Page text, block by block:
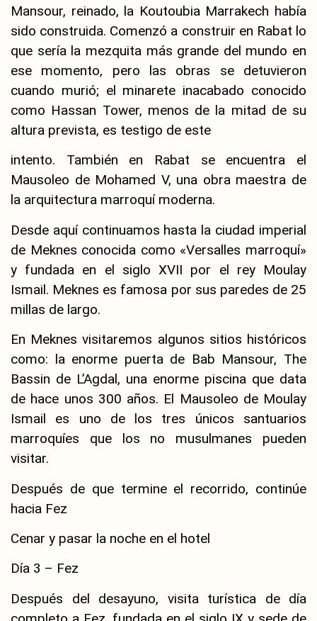
Mansour, reinado, la Koutoubia Marrakech había
sido construida. Comenzó a construir en Rabat lo
que sería la mezquita más grande del mundo en
ese momento, pero las obras se detuvieron
cuando murió; el minarete inacabado conocido
como Hassan Tower, menos de la mitad de su
altura prevista, es testigo de este
intento. También en Rabat se encuentra el
Mausoleo de Mohamed V, una obra maestra de
la arquitectura marroquí moderna.
Desde aquí continuamos hasta la ciudad imperial
de Meknes conocida como «Versalles marroquí»
y fundada en el siglo XVII por el rey Moulay
Ismail. Meknes es famosa por sus paredes de 25
millas de largo.
En Meknes visitaremos algunos sitios históricos
como: la enorme puerta de Bab Mansour, The
Bassin de L’Agdal, una enorme piscina que data
de hace unos 300 años. El Mausoleo de Moulay
Ismail es uno de los tres únicos santuarios
marroquíes que los no musulmanes pueden
visitar.
Después de que termine el recorrido, continúe
hacia Fez
Cenar y pasar la noche en el hotel
Día 3 – Fez
Después del desayuno, visita turística de día